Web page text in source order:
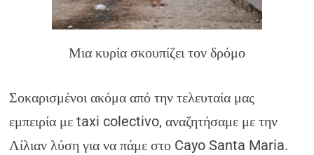
Μια κυρία σκουπίζει τον δρόμο
Σοκαρισμένοι ακόμα από την τελευταία μας
εμπειρία με taxi colectivo, αναζητήσαμε με την
Λίλιαν λύση για να πάμε στο Cayo Santa Maria.